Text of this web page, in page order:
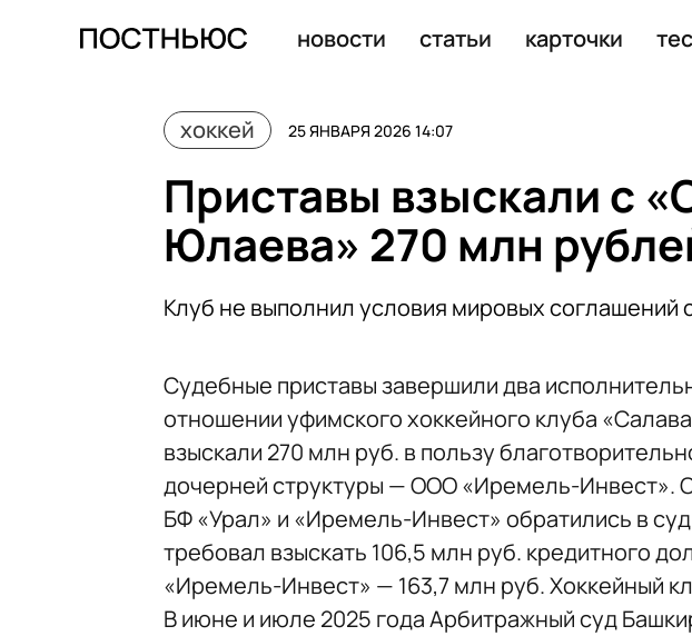
новости статьи карточки
хоккей 25 ЯНВАРЯ 2026 14:07
Приставы взыскали с
Юлаева» 270 млн
Клуб не выполнил условия мировых соглашений
Судебные приставы завершили два
отношении уфимского хоккейного клуба
взыскали 270 млн руб. в пользу
дочерней структуры — ООО «Иремель-Инвест».
БФ «Урал» и «Иремель-Инвест» обратились в
требовал взыскать 106,5 млн руб. кредитного
«Иремель-Инвест» — 163,7 млн руб. Хоккейный
В июне и июле 2025 года Арбитражный суд